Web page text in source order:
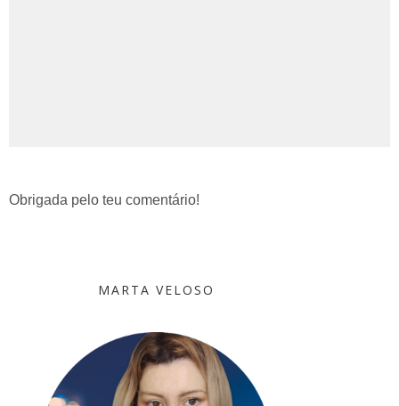
Obrigada pelo teu comentário!
MARTA VELOSO